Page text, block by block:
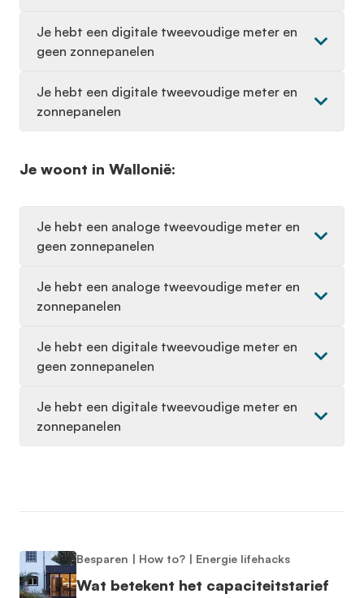
Je hebt een digitale tweevoudige meter en
geen zonnepanelen
Je hebt een digitale tweevoudige meter en
zonnepanelen
Je woont in Wallonië:
Je hebt een analoge tweevoudige meter en
geen zonnepanelen
Je hebt een analoge tweevoudige meter en
zonnepanelen
Je hebt een digitale tweevoudige meter en
geen zonnepanelen
Je hebt een digitale tweevoudige meter en
zonnepanelen
Besparen | How to? | Energie lifehacks
Wat betekent het capaciteitstarief